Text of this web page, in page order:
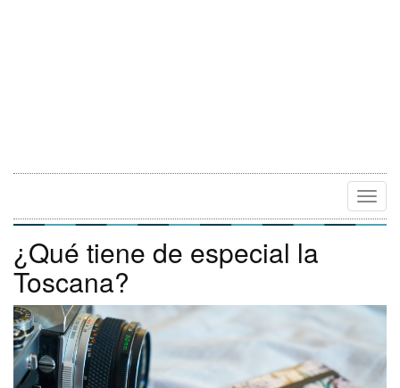
¿Qué tiene de especial la
Toscana?